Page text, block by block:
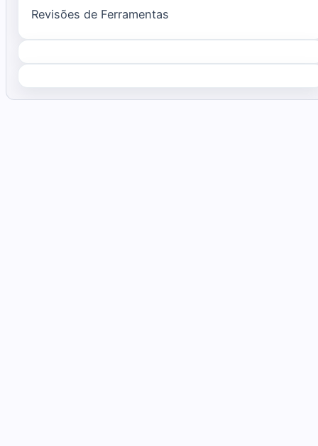
Revisões de Ferramentas